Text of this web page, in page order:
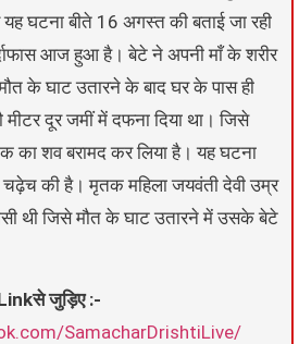
घटना बीते 16 अगस्त की बताई जा रही
आज हुआ है। बेटे ने अपनी माँ के शरीर
के घाट उतारने के बाद घर के पास ही
दूर जमीं में दफना दिया था। जिसे
शव बरामद कर लिया है। यह घटना
चढ़ेच की है। मृतक महिला जयवंती देवी उम्र
थी जिसे मौत के घाट उतारने में उसके बेटे
जुड़िए :-
SamacharDrishtiLive/